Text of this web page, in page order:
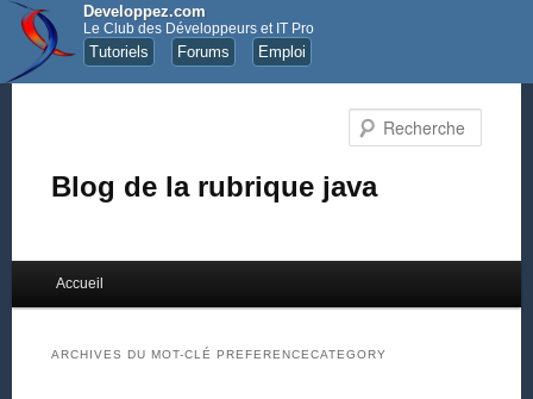
Developpez.com
Le Club des Développeurs et IT Pro
Tutoriels Forums Emploi
Blog de la rubrique java
Aller au contenu principal
Aller au contenu secondaire
Accueil
ARCHIVES DU MOT-CLÉ PREFERENCECATEGORY